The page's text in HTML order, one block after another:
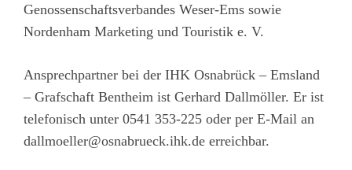
Genossenschaftsverbandes Weser-Ems sowie
Nordenham Marketing und Touristik e. V.
Ansprechpartner bei der IHK Osnabrück – Emsland
– Grafschaft Bentheim ist Gerhard Dallmöller. Er ist
telefonisch unter 0541 353-225 oder per E-Mail an
dallmoeller@osnabrueck.ihk.de erreichbar.